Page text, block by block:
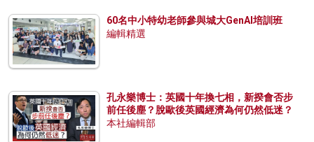
60名中小特幼老師參與城大GenAI培訓班
編輯精選
孔永樂博士：英國十年換七相，新揆會否步
前任後塵？脫歐後英國經濟為何仍然低迷？
本社編輯部